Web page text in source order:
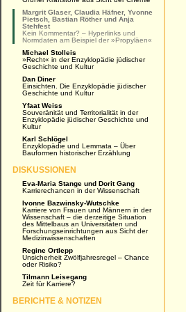
Margrit Glaser, Claudia Häfner, Yvonne
Pietsch, Bastian Röther und Anja
Stehfest
Kein Kommentar? – Hyperlinks und
Normdaten am Beispiel der »Propyläen«
Michael Stolleis
»Recht« in der Enzyklopädie jüdischer
Geschichte und Kultur
Dan Diner
Einsichten. Die Enzyklopädie jüdischer
Geschichte und Kultur
Yfaat Weiss
Souveränität und Territorialität in der
Enzyklopädie jüdischer Geschichte und
Kultur
Karl Schlögel
Enzyklopädie und Lemmata – Über
Bauformen historischer Erzählung
DISKUSSIONEN
Eva-Maria Stange und Dorit Gang
Karrierechancen in der Wissenschaft
Ivonne Bazwinsky-Wutschke
Karriere von Frauen und Männern in der
Wissenschaft – die derzeitige Situation
des Mittelbaus an Universitäten und
Forschungseinrichtungen aus Sicht der
Medizinwissenschaften
Regine Ortlepp
Unsicherheit Zwölfjahresregel – Chance
oder Risiko?
Tilmann Leisegang
Zeit für Karriere?
BERICHTE & NOTIZEN